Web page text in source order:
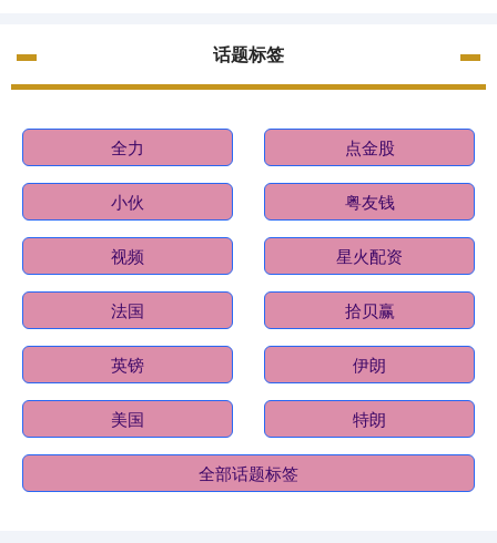
话题标签
全力 点金股
小伙 粤友钱
视频 星火配资
法国 拾贝赢
英镑 伊朗
美国 特朗
全部话题标签